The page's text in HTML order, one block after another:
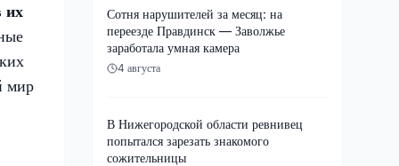
их
мир
Сотня нарушителей за месяц: на
переезде Правдинск — Заволжье
заработала умная камера
4 августа
В Нижегородской области ревнивец
попытался зарезать знакомого
сожительницы